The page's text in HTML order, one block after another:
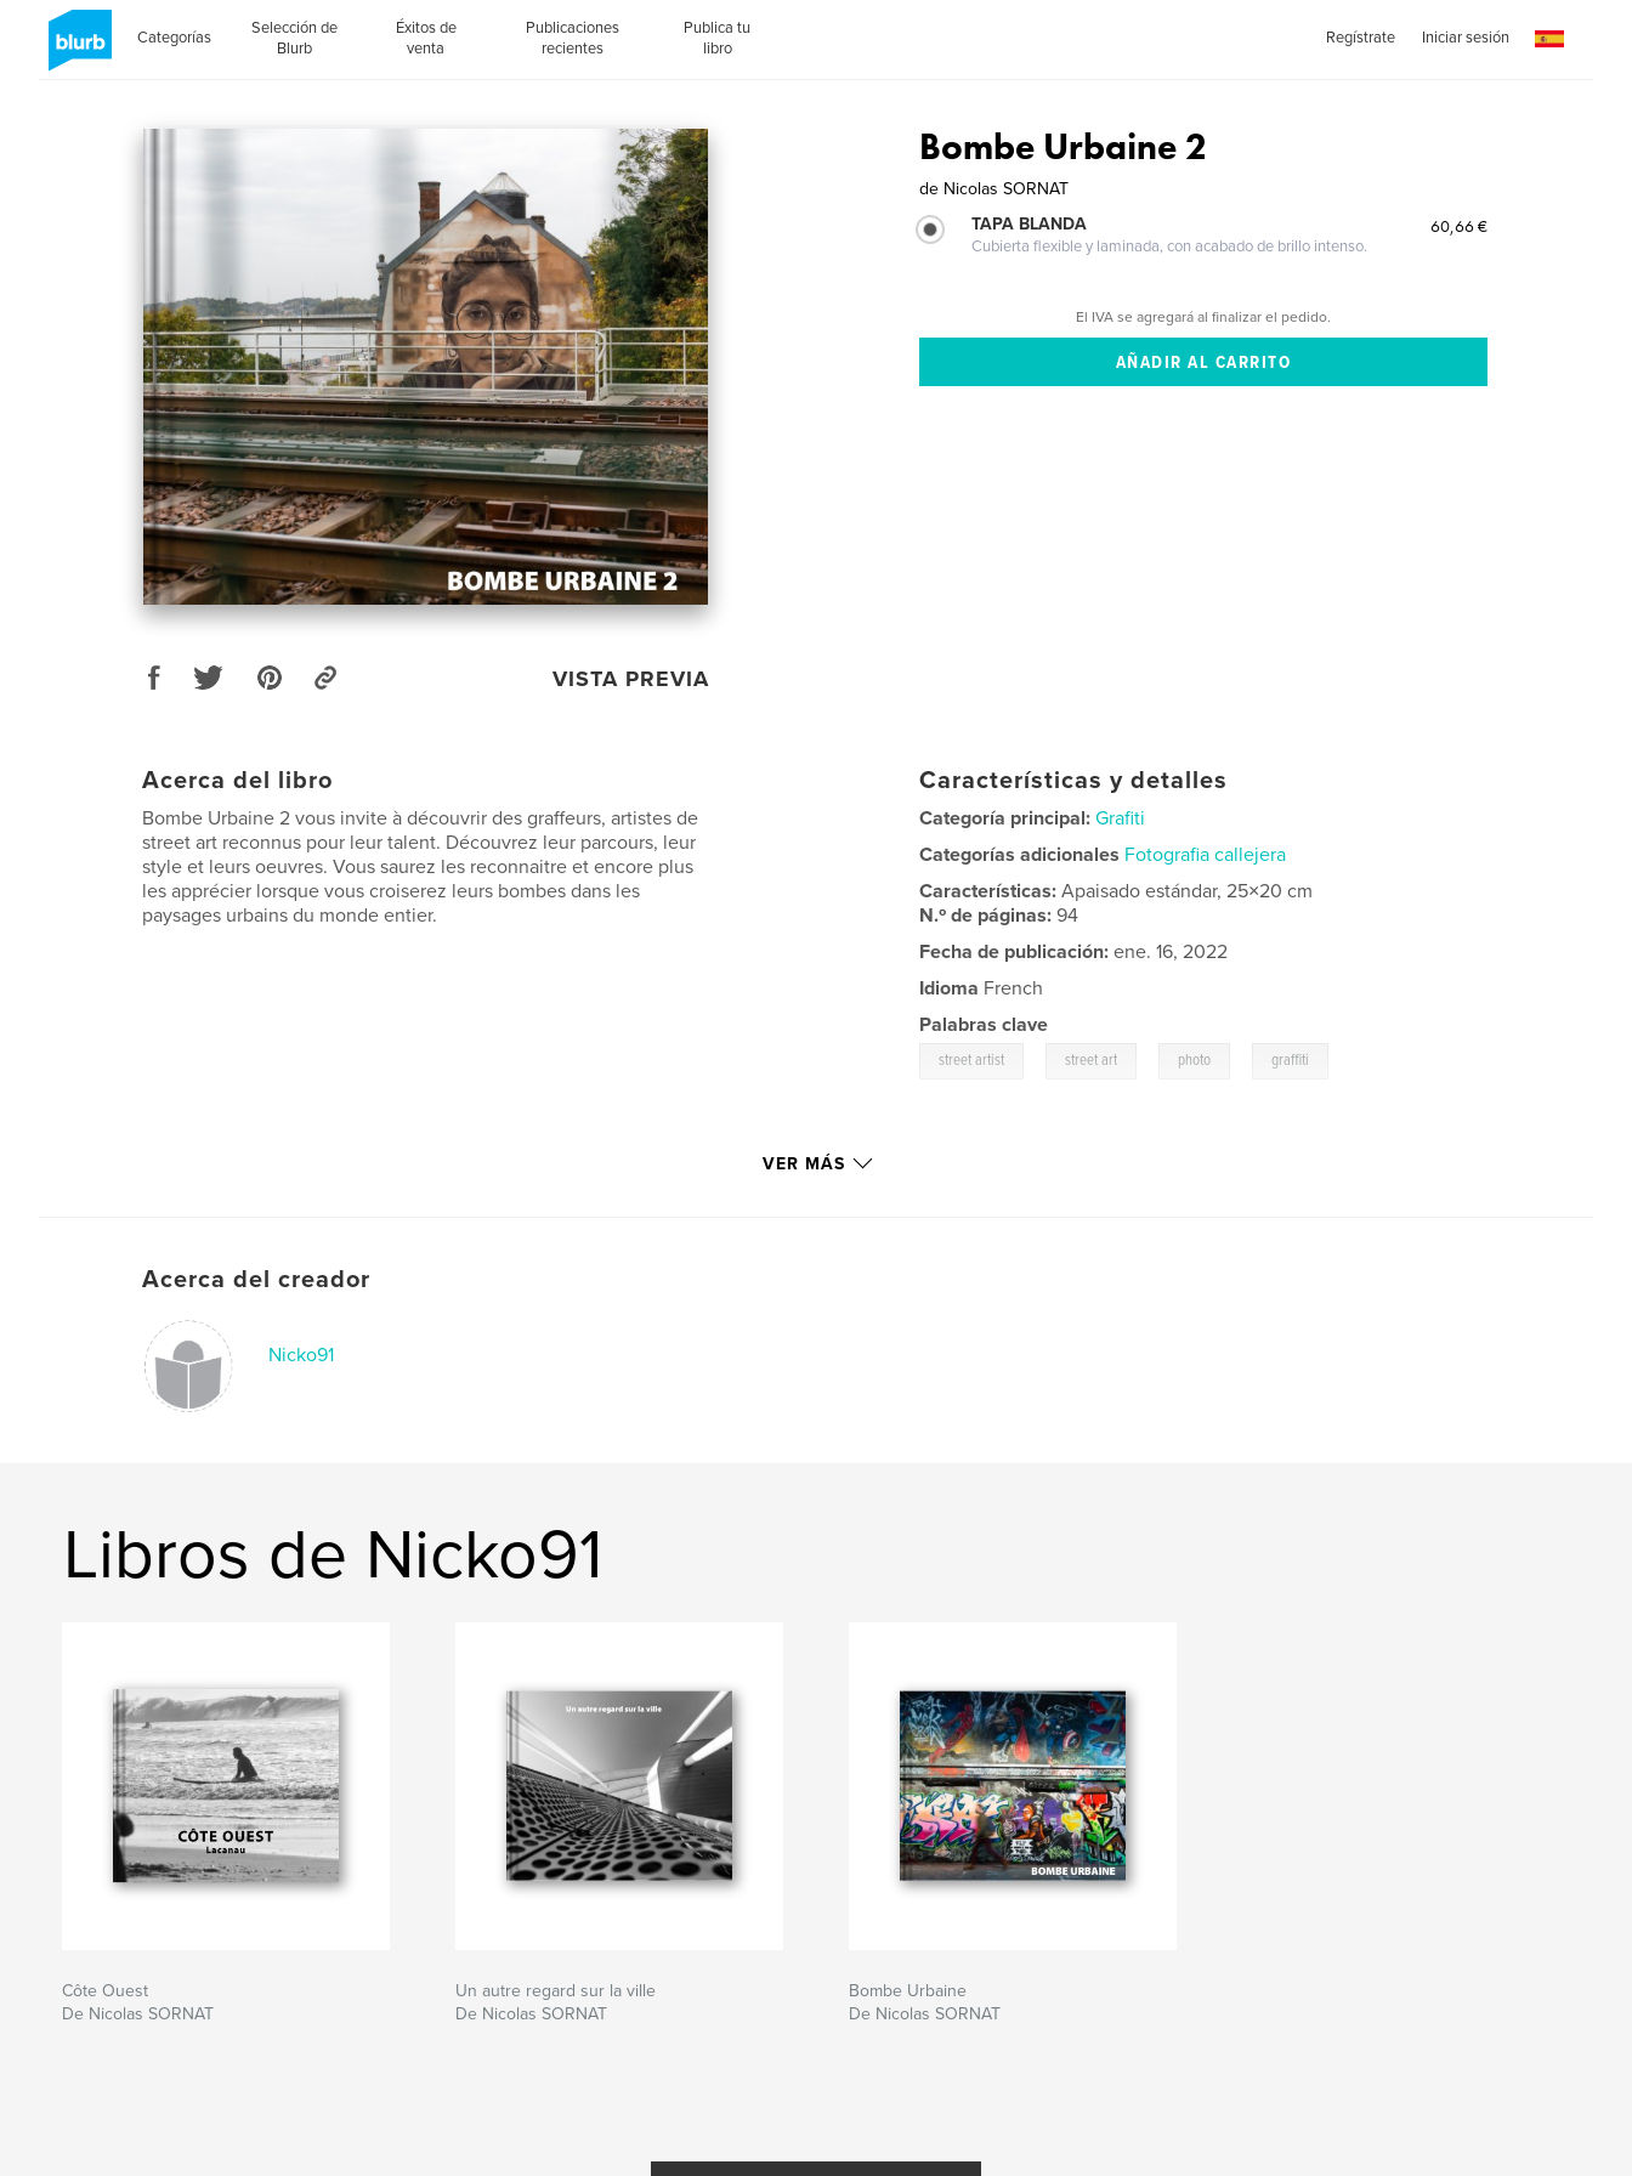
Categorías
Selección de
Blurb
Éxitos de
venta
Publicaciones
recientes
Publica tu
libro
Regístrate Iniciar sesión
VISTA PREVIA
Bombe Urbaine 2
de Nicolas SORNAT
TAPA BLANDA
Cubierta flexible y laminada, con acabado de brillo intenso.
60,66 €
El IVA se agregará al finalizar el pedido.
Acerca del libro
Bombe Urbaine 2 vous invite à découvrir des graffeurs, artistes de
street art reconnus pour leur talent. Découvrez leur parcours, leur
style et leurs oeuvres. Vous saurez les reconnaitre et encore plus
les apprécier lorsque vous croiserez leurs bombes dans les
paysages urbains du monde entier.
Características y detalles
Categoría principal: Grafiti
Categorías adicionales Fotografia callejera
Características:Apaisado estándar, 25×20 cm
N.º de páginas:94
Fecha de publicación: ene. 16, 2022
Idioma French
Palabras clave
street artist street art photo graffiti
VER MÁS
Acerca del creador
Nicko91
Libros de Nicko91
Côte Ouest
De Nicolas SORNAT
Un autre regard sur la ville
De Nicolas SORNAT
Bombe Urbaine
De Nicolas SORNAT